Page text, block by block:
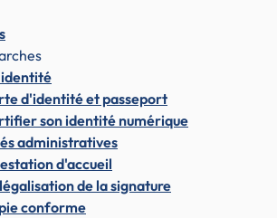
d'identité et passeport
son identité numérique
administratives
d'accueil
de la signature
conforme